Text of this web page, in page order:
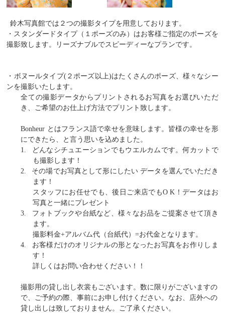
鈴木写真館では２つの撮影タイプを用意しております。
・スタンダードタイプ（１ポーズのみ）はお客様ご指定のポーズを
撮影致します。リーズナブルでスピーディーなプランです。
・ボヌールタイプ(２ポーズ以上)はたくさんのポーズ、様々なシー
ンを撮影いたします。
全ての撮影データからプリントされるお写真をお選びいただ
き、ご希望のお仕上げ方法でプリント致します。
Bonheur とはフランス語で幸せを意味します。皆様の幸せを形
にできたら、と言う思いを込めました。
1.
どんなシチュエーションでもウエルカムです。何カットで
も撮影します！
2.
その場でお写真として形にしたい データを選んでいただき
ます！
スタッフにお任せでも、後日ご来店でもO K ！データはお
写真と一緒にプレゼント
3.
フォトブックや台紙など、様々なお品をご提案させて頂き
ます。
撮影料金+アルバム代（台紙代）=お代金となります。
4.
お客様だけのオリジナルの形となったお写真をお作りしま
す！
詳しくはお問い合わせください！！
撮影用の貸し出し衣裳もございます。数に限りがございますの
で、ご予約の際、事前にお申し付けください。なお、店外への
貸し出しは致しておりません。ご了承ください。